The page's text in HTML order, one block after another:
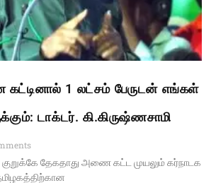
1 லட்சம் பேருடன் எங்கள்
டாக்டர். கி.கிருஷ்ணசாமி
தேகதாது அணை கட்ட முயலும் கர்நாடக